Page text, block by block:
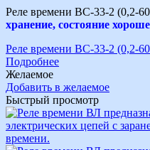
Реле времени ВС-33-2 (0,2-
хранение, состояние
Реле времени ВС-33-2 (0,2-
Подробнее
Желаемое
Добавить в желаемое
Быстрый просмотр